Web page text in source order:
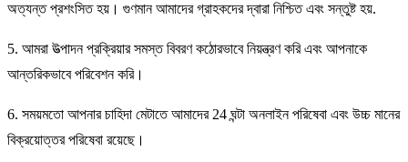
অত্যন্ত প্রশংসিত হয়। গুণমান আমাদের গ্রাহকদের দ্বারা নিশ্চিত এবং সন্তুষ্ট হয়.
5. আমরা উত্পাদন প্রক্রিয়ার সমস্ত বিবরণ কঠোরভাবে নিয়ন্ত্রণ করি এবং আপনাকে
আন্তরিকভাবে পরিবেশন করি।
6. সময়মতো আপনার চাহিদা মেটাতে আমাদের 24 ঘন্টা অনলাইন পরিষেবা এবং উচ্চ মানের
বিক্রয়োত্তর পরিষেবা রয়েছে।